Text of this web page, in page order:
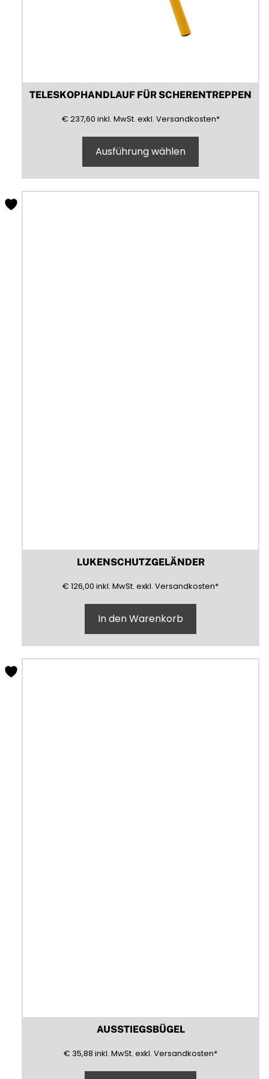
TELESKOPHANDLAUF FÜR SCHERENTREPPEN
€ 237,60237,60
inkl.(inklusive)
MwSt.(Mehrwertsteuer)
exkl.(exklusive)
Versandkosten*
Ausführung wählen
LUKENSCHUTZGELÄNDER
€ 126,00 126,00
inkl. (inklusive)
MwSt. (Mehrwertsteuer)
exkl. (exklusive)
Versandkosten*
In den Warenkorb
AUSSTIEGSBÜGEL
€ 35,88 35,88
inkl. (inklusive)
MwSt. (Mehrwertsteuer)
exkl. (exklusive)
Versandkosten*